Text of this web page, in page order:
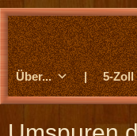
Über... | 5-Zoll